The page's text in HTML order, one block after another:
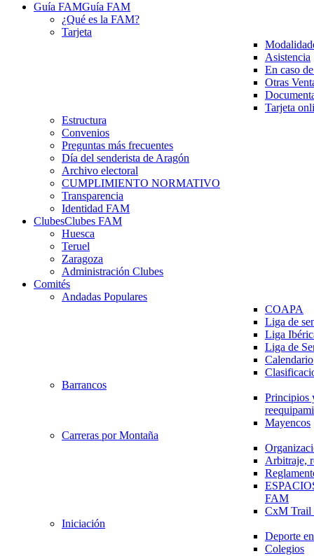
Guía FAMGuía FAM
¿Qué es la FAM?
Tarjeta
Asistencia
En caso
Otras
Tarjeta
Estructura
Convenios
Preguntas más frecuentes
Día del senderista de Aragón
Archivo electoral
CUMPLIMIENTO NORMATIVO
Transparencia
Identidad FAM
ClubesClubes FAM
Huesca
Teruel
Zaragoza
Administración Clubes
Comités
Andadas Populares
COAPA
Liga de
Liga
Liga de
Calendario
Barrancos
Principios
Mayencos
Carreras por Montaña
Arbitraje,
FAM
CxM
Iniciación
Deporte
Colegios